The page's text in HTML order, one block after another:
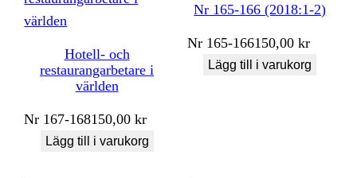
Hotell- och
restaurangarbetare i
världen
Nr 167-168150,00kr
Lägg till i varukorg
Nr 165-166 (2018:1-2)
Nr 165-166150,00kr
Lägg till i varukorg